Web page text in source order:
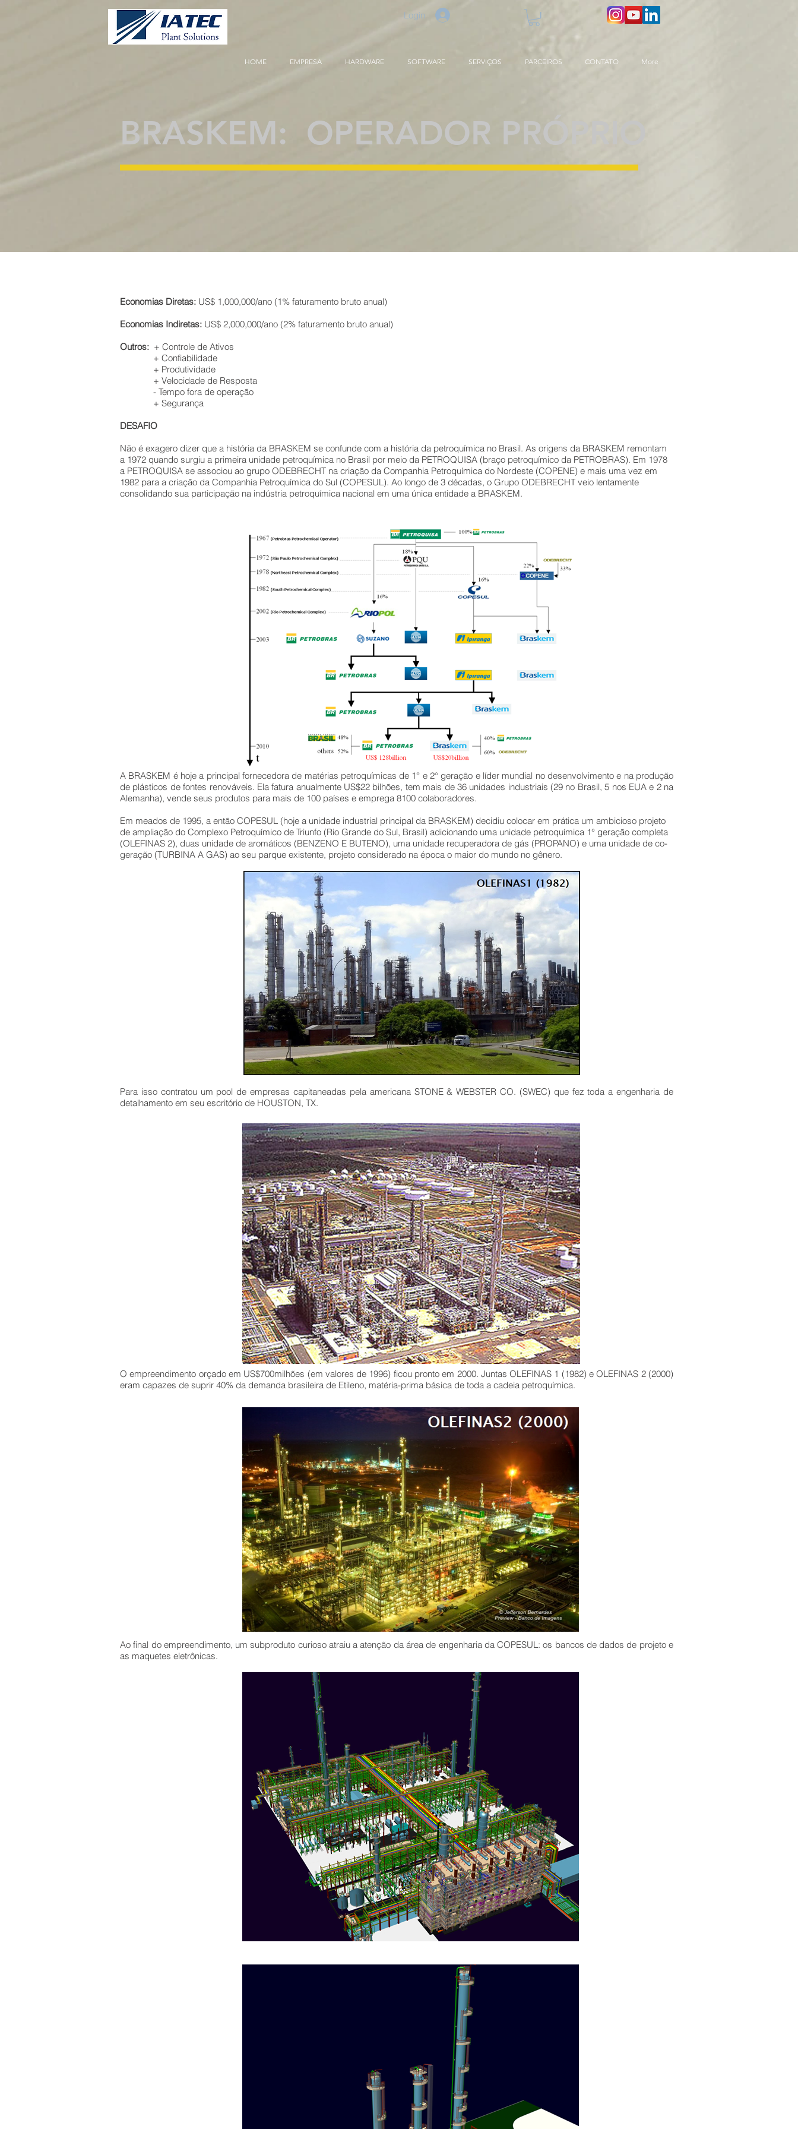
Login
HOME EMPRESA HARDWARE SOFTWARE SERVIÇOS PARCEIROS CONTATO More
BRASKEM: OPERADOR PRÓPRIO
Economias Diretas: US$ 1,000,000/ano (1% faturamento bruto anual)
Economias Indiretas: US$ 2,000,000/ano (2% faturamento bruto anual)
Outros: + Controle de Ativos
+ Confiabilidade
+ Produtividade
+ Velocidade de Resposta
- Tempo fora de operação
+ Segurança
DESAFIO
Não é exagero dizer que a história da BRASKEM se confunde com a história da petroquímica no Brasil. As origens da BRASKEM remontam
a 1972 quando surgiu a primeira unidade petroquímica no Brasil por meio da PETROQUISA (braço petroquímico da PETROBRAS). Em 1978
a PETROQUISA se associou ao grupo ODEBRECHT na criação da Companhia Petroquímica do Nordeste (COPENE) e mais uma vez em
1982 para a criação da Companhia Petroquímica do Sul (COPESUL). Ao longo de 3 décadas, o Grupo ODEBRECHT veio lentamente
consolidando sua participação na indústria petroquímica nacional em uma única entidade a BRASKEM.
A BRASKEM é hoje a principal fornecedora de matérias petroquímicas de 1° e 2° geração e líder mundial no desenvolvimento e na produção
de plásticos de fontes renováveis. Ela fatura anualmente US$22 bilhões, tem mais de 36 unidades industriais (29 no Brasil, 5 nos EUA e 2 na
Alemanha), vende seus produtos para mais de 100 países e emprega 8100 colaboradores.
Em meados de 1995, a então COPESUL (hoje a unidade industrial principal da BRASKEM) decidiu colocar em prática um ambicioso projeto
de ampliação do Complexo Petroquímico de Triunfo (Rio Grande do Sul, Brasil) adicionando uma unidade petroquímica 1° geração completa
(OLEFINAS 2), duas unidade de aromáticos (BENZENO E BUTENO), uma unidade recuperadora de gás (PROPANO) e uma unidade de co-
geração (TURBINA A GAS) ao seu parque existente, projeto considerado na época o maior do mundo no gênero.
Para isso contratou um pool de empresas capitaneadas pela americana STONE & WEBSTER CO. (SWEC) que fez toda a engenharia de
detalhamento em seu escritório de HOUSTON, TX.
O empreendimento orçado em US$700milhões (em valores de 1996) ficou pronto em 2000. Juntas OLEFINAS 1 (1982) e OLEFINAS 2 (2000)
eram capazes de suprir 40% da demanda brasileira de Etileno, matéria-prima básica de toda a cadeia petroquímica.
Ao final do empreendimento, um subproduto curioso atraiu a atenção da área de engenharia da COPESUL: os bancos de dados de projeto e
as maquetes eletrônicas.